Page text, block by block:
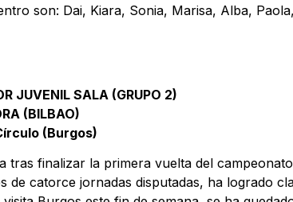
son: Dai, Kiara, Sonia, Marisa, Alba,
JUVENIL SALA (GRUPO 2)
(BILBAO)
(Burgos)
tras finalizar la primera vuelta del
de catorce jornadas disputadas, ha logrado